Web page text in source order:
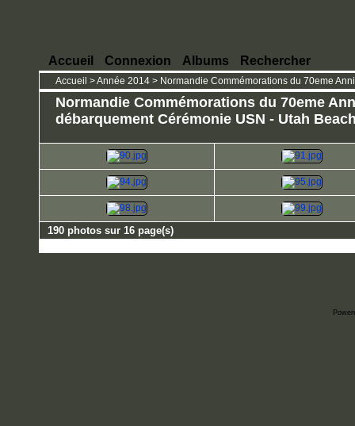
Accueil Connexion Albums Rechercher
Accueil >Année 2014 > Normandie Commémorations du 70eme
Normandie Commémorations du 70eme
débarquement Cérémonie USN - Utah
190 photos sur 16 page(s)